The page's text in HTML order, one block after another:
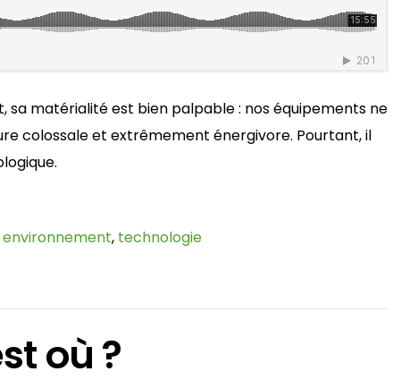
sa matérialité est bien palpable : nos équipements ne
colossale et extrêmement énergivore. Pourtant, il
environnement, technologie
où ?